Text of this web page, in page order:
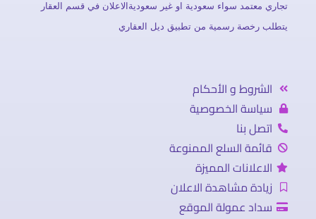
تجاري معتمد سواء سعودية او غير سعوديةالاعلان في قسم العقار
يتطلب رخصة رسمية من تطبيق ديل العقاري
الشروط و الأحكام
سياسة الخصوصية
اتصل بنا
قائمة السلع الممنوعة
الاعلانات المميزة
زيادة مشاهدة الاعلان
سداد عمولة الموقع